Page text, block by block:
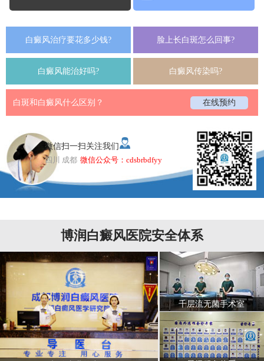
白癜风治疗要花多少钱? 脸上长白斑怎么回事?
白癜风能治好吗? 白癜风传染吗?
白斑和白癜风什么区别？ 在线预约
微信扫一扫关注我们
四川 成都 微信公众号：cdsbrbdfyy
博润白癜风医院安全体系
千层流无菌手术室